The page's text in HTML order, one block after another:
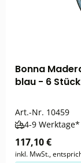
Bonna
blau - 6 Stück
Art.-Nr. 10459
4-9 Werktage*
117,10 €
inkl. MwSt.,